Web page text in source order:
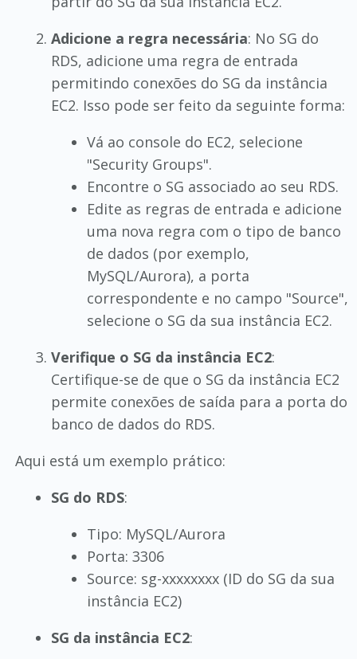
Adicione a regra necessária: No SG do
RDS, adicione uma regra de entrada
permitindo conexões do SG da instância
EC2. Isso pode ser feito da seguinte forma:
Vá ao console do EC2, selecione
"Security Groups".
Encontre o SG associado ao seu RDS.
Edite as regras de entrada e adicione
uma nova regra com o tipo de banco
de dados (por exemplo,
MySQL/Aurora), a porta
correspondente e no campo "Source",
selecione o SG da sua instância EC2.
Verifique o SG da instância EC2:
Certifique-se de que o SG da instância EC2
permite conexões de saída para a porta do
banco de dados do RDS.
Aqui está um exemplo prático:
SG do RDS:
Tipo: MySQL/Aurora
Porta: 3306
Source: sg-xxxxxxxx (ID do SG da sua
instância EC2)
SG da instância EC2: